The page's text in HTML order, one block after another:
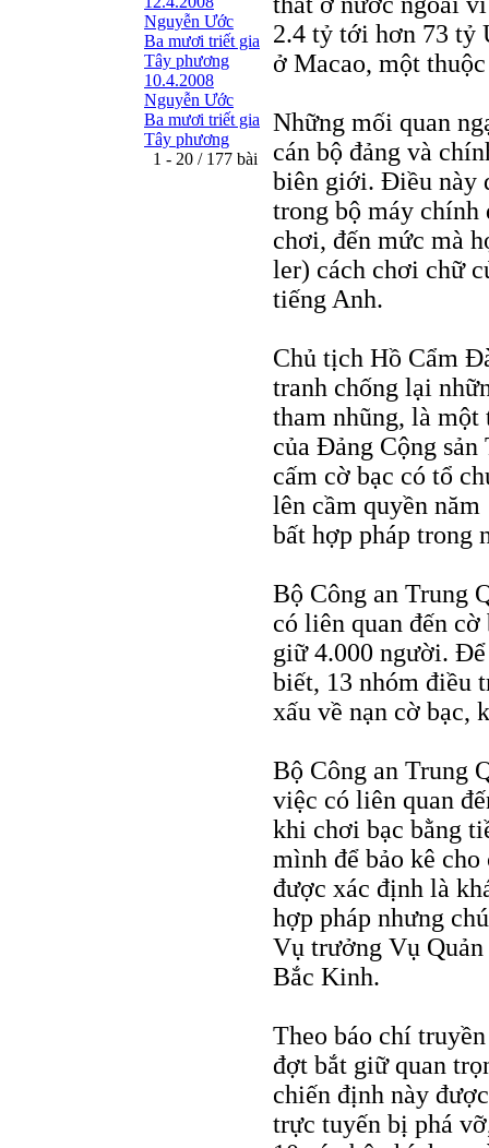
Nguyễn Ước
Ba mươi triết gia
Tây phương
10.4.2008
Nguyễn Ước
Ba mươi triết gia
Tây phương
1 - 20 / 177 bài
2.4 tỷ tới hơn 73 tỷ
ở Macao, một
Những mối quan
cán bộ đảng và
biên giới. Điều này
trong bộ máy chính
chơi, đến mức mà
ler) cách chơi chữ
tiếng Anh.
Chủ tịch Hồ Cẩm
tranh chống lại
tham nhũng, là một
của Đảng Cộng
cấm cờ bạc có tổ
lên cầm quyền năm
bất hợp pháp trong
Bộ Công an Trung
có liên quan đến cờ
giữ 4.000 người.
biết, 13 nhóm điều
xấu về nạn cờ bạc,
Bộ Công an Trung
việc có liên quan
khi chơi bạc bằng
mình để bảo kê
được xác định là
hợp pháp nhưng
Vụ trưởng Vụ
Bắc Kinh.
Theo báo chí
đợt bắt giữ quan
chiến định này
trực tuyến bị phá